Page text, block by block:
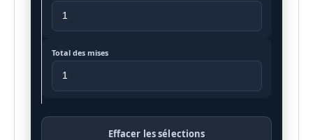
Total des mises
Effacer les sélections